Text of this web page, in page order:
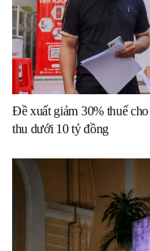
Đề xuất giảm 30% thuế
thu dưới 10 tỷ đồng